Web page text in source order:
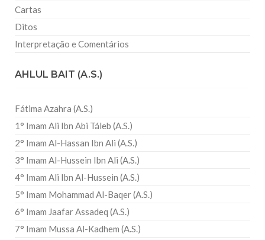
Cartas
Ditos
Interpretação e Comentários
AHLUL BAIT (A.S.)
Fátima Azahra (A.S.)
1° Imam Ali Ibn Abi Táleb (A.S.)
2° Imam Al-Hassan Ibn Ali (A.S.)
3° Imam Al-Hussein Ibn Ali (A.S.)
4° Imam Ali Ibn Al-Hussein (A.S.)
5° Imam Mohammad Al-Baqer (A.S.)
6° Imam Jaafar Assadeq (A.S.)
7° Imam Mussa Al-Kadhem (A.S.)